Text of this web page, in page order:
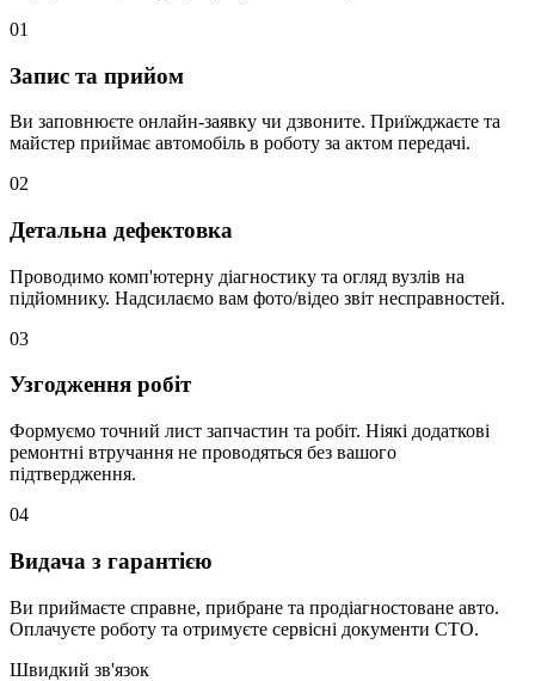
01
Запис та прийом
Ви заповнюєте онлайн-заявку чи дзвоните. Приїжджаєте та
майстер приймає автомобіль в роботу за актом передачі.
02
Детальна дефектовка
Проводимо комп'ютерну діагностику та огляд вузлів на
підйомнику. Надсилаємо вам фото/відео звіт несправностей.
03
Узгодження робіт
Формуємо точний лист запчастин та робіт. Ніякі додаткові
ремонтні втручання не проводяться без вашого
підтвердження.
04
Видача з гарантією
Ви приймаєте справне, прибране та продіагностоване авто.
Оплачуєте роботу та отримуєте сервісні документи СТО.
Швидкий зв'язок